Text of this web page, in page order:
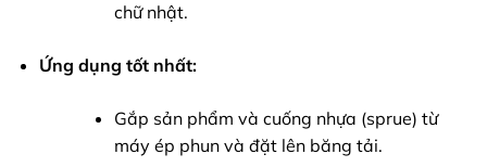
chữ nhật.
Ứng dụng tốt nhất:
Gắp sản phẩm và cuống nhựa (sprue) từ
máy ép phun và đặt lên băng tải.